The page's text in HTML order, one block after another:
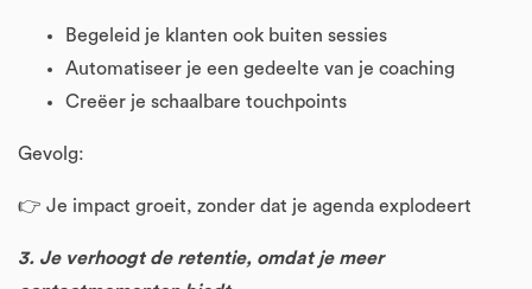
Begeleid je klanten ook buiten sessies
Automatiseer je een gedeelte van je coaching
Creëer je schaalbare touchpoints
Gevolg:
👉 Je impact groeit, zonder dat je agenda explodeert
3. Je verhoogt de retentie, omdat je meer